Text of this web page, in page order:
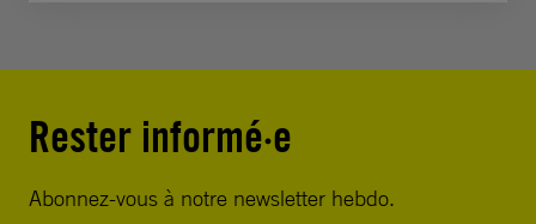
Rester informé·e
Abonnez-vous à notre newsletter hebdo.